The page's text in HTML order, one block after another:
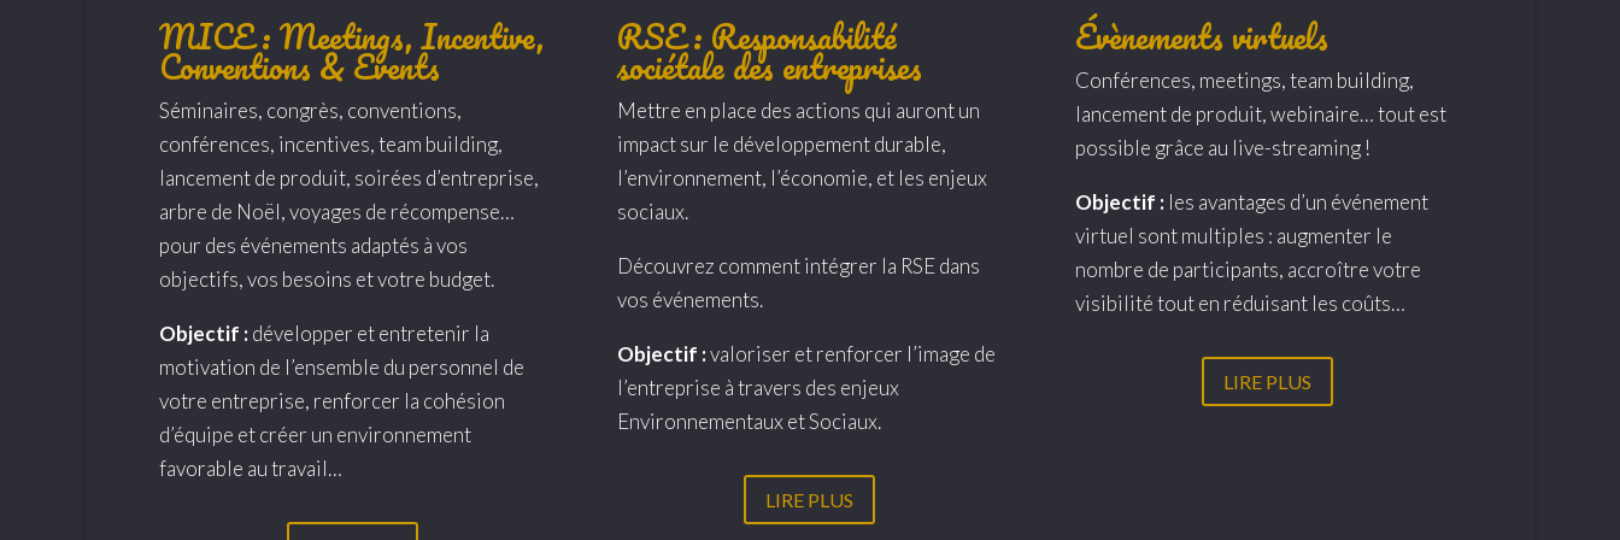
MICE : Meetings, Incentive,
Conventions & Events
Séminaires, congrès, conventions,
conférences, incentives, team building,
lancement de produit, soirées d’entreprise,
arbre de Noël, voyages de récompense…
pour des événements adaptés à vos
objectifs, vos besoins et votre budget.
Objectif :développer et entretenir la
motivation de l’ensemble du personnel de
votre entreprise, renforcer la cohésion
d’équipe et créer un environnement
favorable au travail…
RSE : Responsabilité
sociétale des entreprises
Mettre en place des actions qui auront un
impact sur le développement durable,
l’environnement, l’économie, et les enjeux
sociaux.
Découvrez comment intégrer la RSE dans
vos événements.
Objectif :valoriser et renforcer l’image de
l’entreprise à travers des enjeux
Environnementaux et Sociaux.
LIRE PLUS
Évènements virtuels
Conférences, meetings, team building,
lancement de produit, webinaire… tout est
possible grâce au live-streaming !
Objectif :les avantages d’un événement
virtuel sont multiples : augmenter le
nombre de participants, accroître votre
visibilité tout en réduisant les coûts…
LIRE PLUS